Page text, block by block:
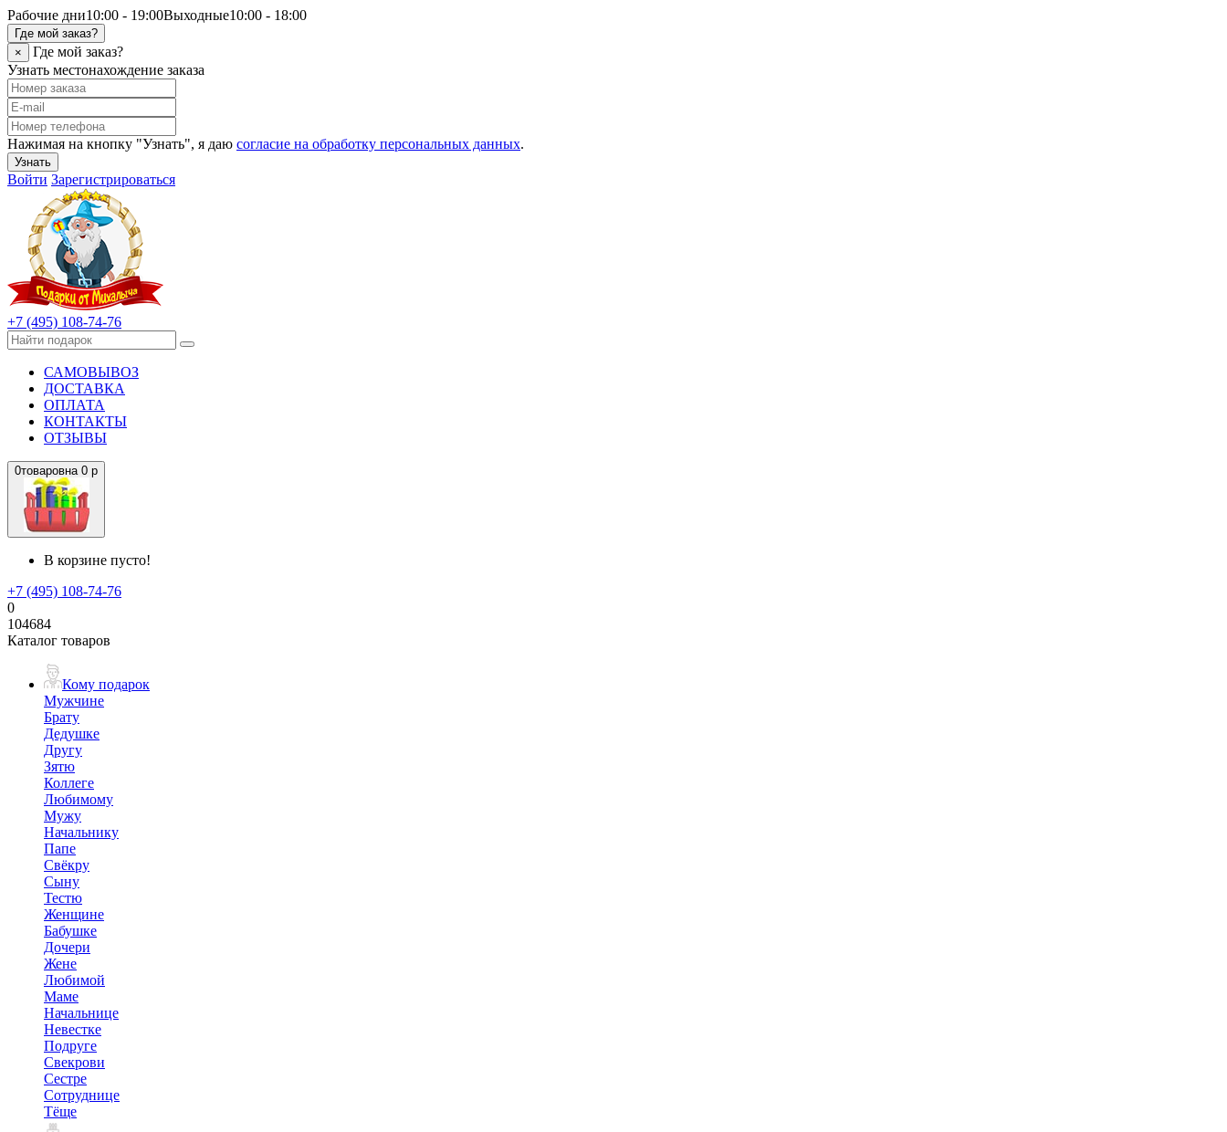
Рабочие дни10:00 - 19:00Выходные10:00 - 18:00
Где мой заказ?
×
Где мой заказ?
Узнать местонахождение заказа
Нажимая на кнопку "Узнать", я даю согласие на обработку персональных данных.
Узнать
Войти Зарегистрироваться
+7 (495) 108-74-76
САМОВЫВОЗ
ДОСТАВКА
ОПЛАТА
КОНТАКТЫ
ОТЗЫВЫ
0товаровна 0 р
В корзине пусто!
+7 (495) 108-74-76
0
104684
Каталог товаров
Кому подарок
Мужчине
Брату
Дедушке
Другу
Зятю
Коллеге
Любимому
Мужу
Начальнику
Папе
Свёкру
Сыну
Тестю
Женщине
Бабушке
Дочери
Жене
Любимой
Маме
Начальнице
Невестке
Подруге
Свекрови
Сестре
Сотруднице
Тёще